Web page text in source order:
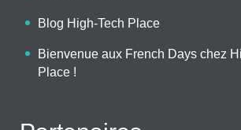
Blog High-Tech Place
Bienvenue aux French Days chez
Place !